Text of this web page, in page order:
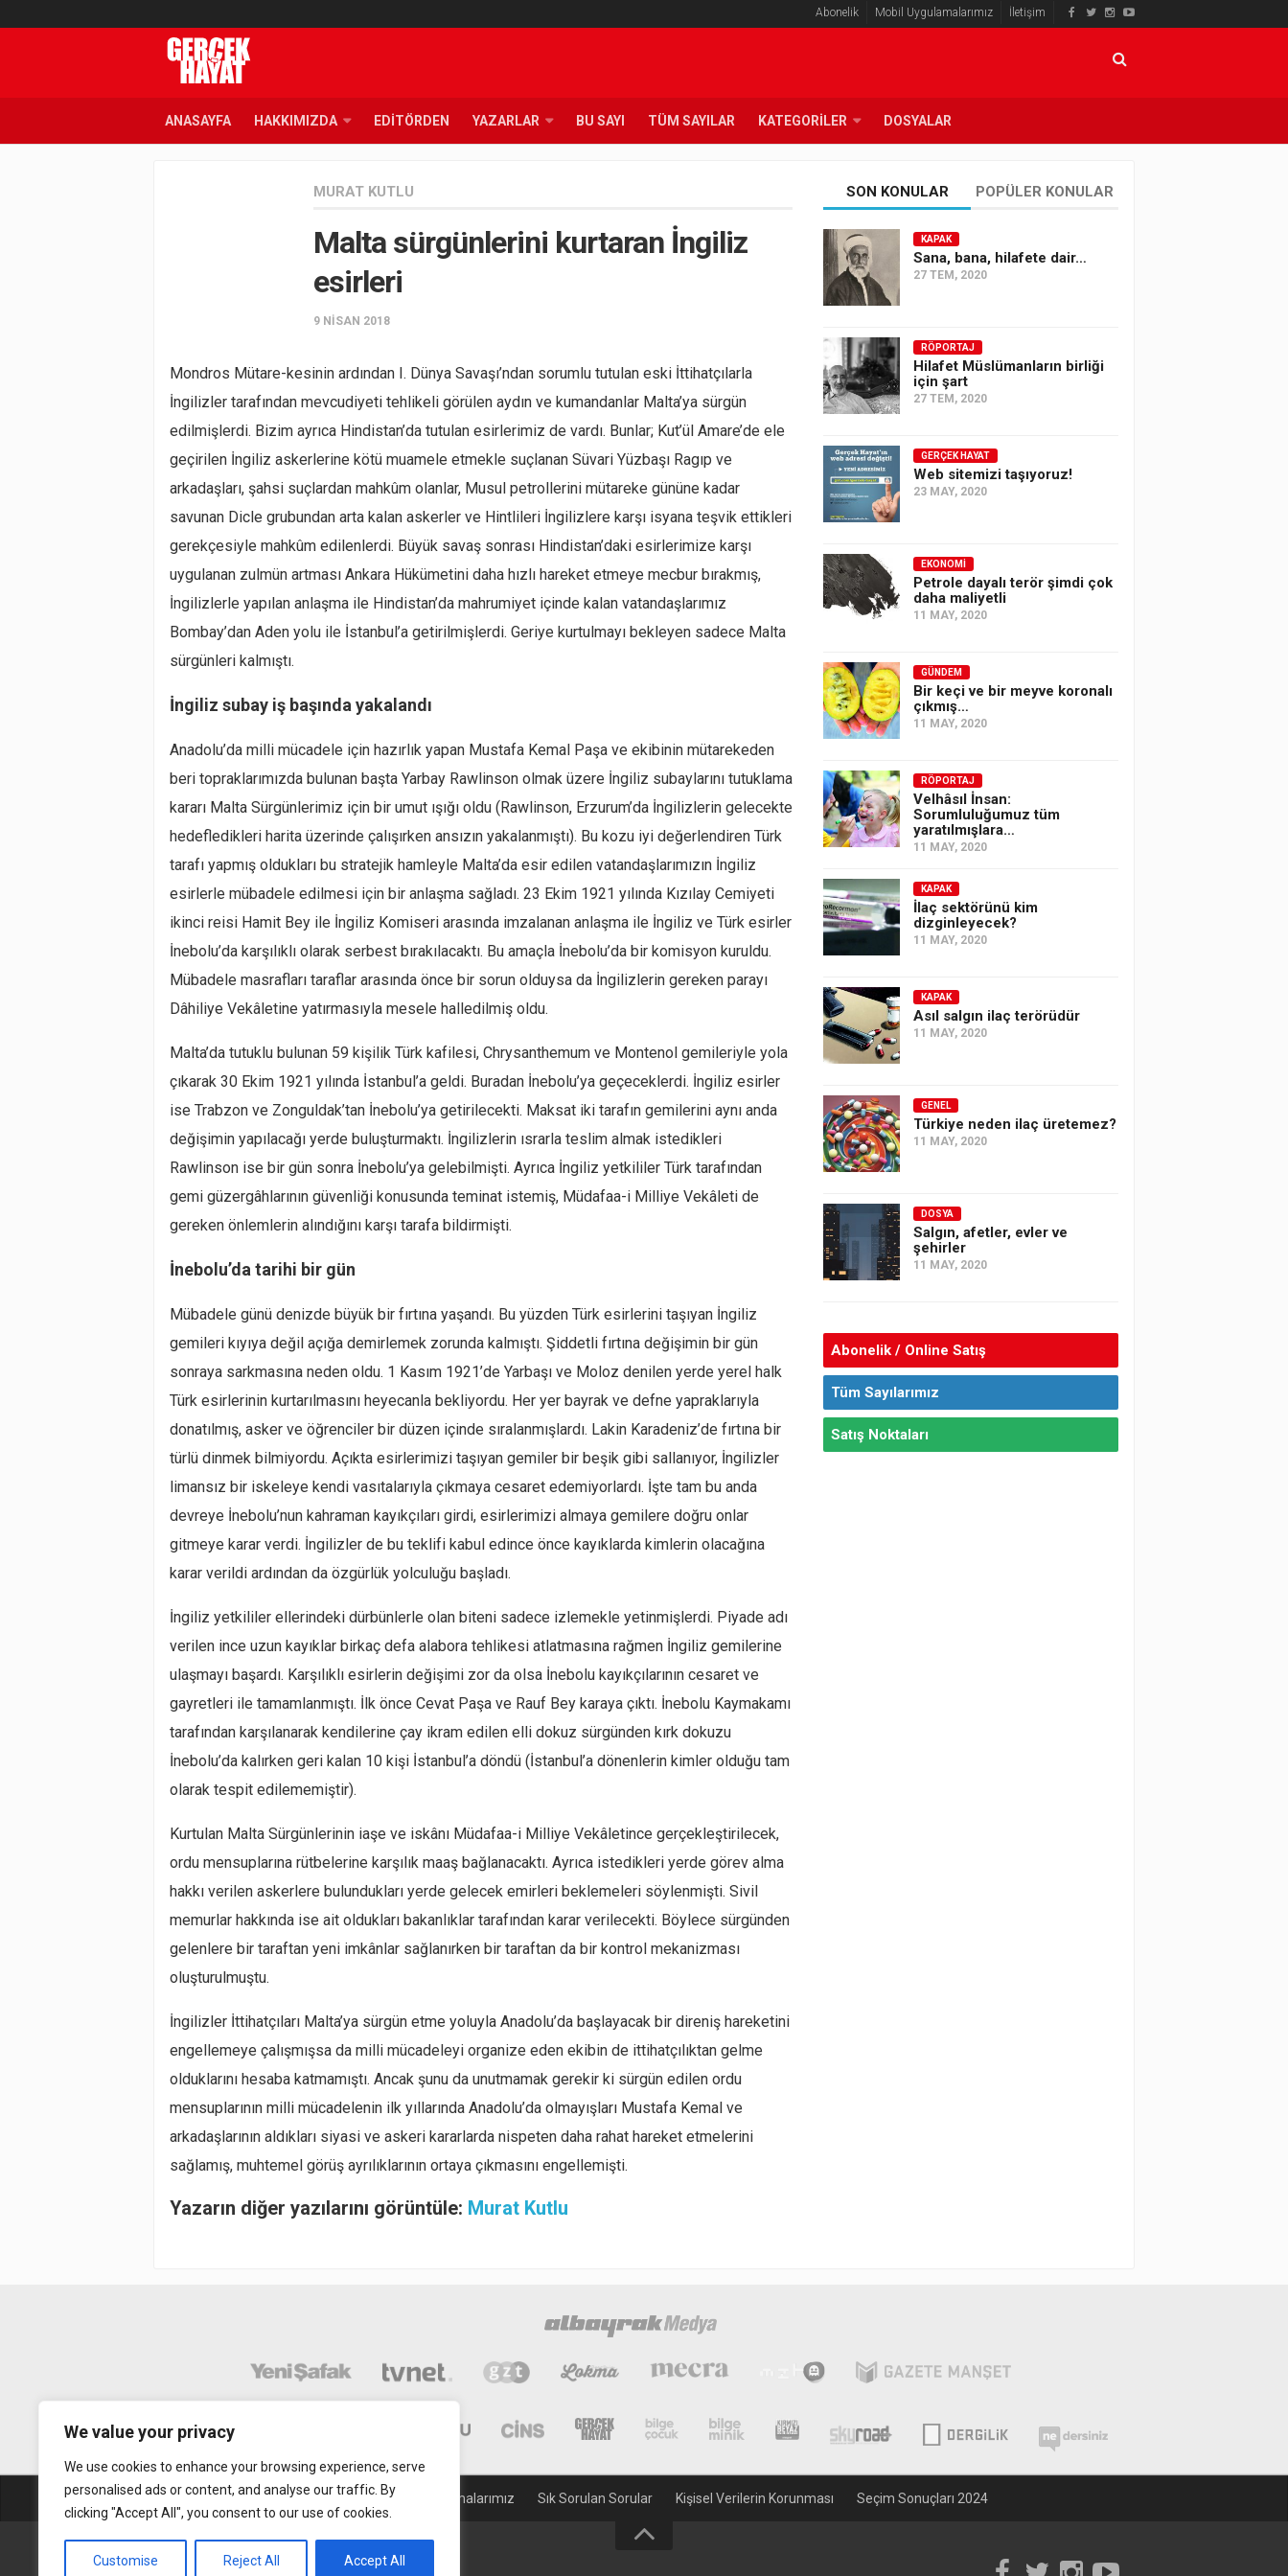
We value your privacy
We use cookies to enhance your browsing experience, serve
personalised ads or content, and analyse our traffic. By
clicking "Accept All", you consent to our use of cookies.
Customise Reject All Accept All
Abonelik Mobil Uygulamalarımız İletişim
ANASAYFA HAKKIMIZDA EDITÖRDEN YAZARLAR BU SAYI TÜM SAYILAR KATEGORILER DOSYALAR
MURAT KUTLU
Malta sürgünlerini kurtaran İngiliz
esirleri
9 NISAN 2018
Mondros Mütare-kesinin ardından I. Dünya Savaşı’ndan sorumlu tutulan eski İttihatçılarla
İngilizler tarafından mevcudiyeti tehlikeli görülen aydın ve kumandanlar Malta’ya sürgün
edilmişlerdi. Bizim ayrıca Hindistan’da tutulan esirlerimiz de vardı. Bunlar; Kut’ül Amare’de ele
geçirilen İngiliz askerlerine kötü muamele etmekle suçlanan Süvari Yüzbaşı Ragıp ve
arkadaşları, şahsi suçlardan mahkûm olanlar, Musul petrollerini mütareke gününe kadar
savunan Dicle grubundan arta kalan askerler ve Hintlileri İngilizlere karşı isyana teşvik ettikleri
gerekçesiyle mahkûm edilenlerdi. Büyük savaş sonrası Hindistan’daki esirlerimize karşı
uygulanan zulmün artması Ankara Hükümetini daha hızlı hareket etmeye mecbur bırakmış,
İngilizlerle yapılan anlaşma ile Hindistan’da mahrumiyet içinde kalan vatandaşlarımız
Bombay’dan Aden yolu ile İstanbul’a getirilmişlerdi. Geriye kurtulmayı bekleyen sadece Malta
sürgünleri kalmıştı.
İngiliz subay iş başında yakalandı
Anadolu’da milli mücadele için hazırlık yapan Mustafa Kemal Paşa ve ekibinin mütarekeden
beri topraklarımızda bulunan başta Yarbay Rawlinson olmak üzere İngiliz subaylarını tutuklama
kararı Malta Sürgünlerimiz için bir umut ışığı oldu (Rawlinson, Erzurum’da İngilizlerin gelecekte
hedefledikleri harita üzerinde çalışırken ansızın yakalanmıştı). Bu kozu iyi değerlendiren Türk
tarafı yapmış oldukları bu stratejik hamleyle Malta’da esir edilen vatandaşlarımızın İngiliz
esirlerle mübadele edilmesi için bir anlaşma sağladı. 23 Ekim 1921 yılında Kızılay Cemiyeti
ikinci reisi Hamit Bey ile İngiliz Komiseri arasında imzalanan anlaşma ile İngiliz ve Türk esirler
İnebolu’da karşılıklı olarak serbest bırakılacaktı. Bu amaçla İnebolu’da bir komisyon kuruldu.
Mübadele masrafları taraflar arasında önce bir sorun olduysa da İngilizlerin gereken parayı
Dâhiliye Vekâletine yatırmasıyla mesele halledilmiş oldu.
Malta’da tutuklu bulunan 59 kişilik Türk kafilesi, Chrysanthemum ve Montenol gemileriyle yola
çıkarak 30 Ekim 1921 yılında İstanbul’a geldi. Buradan İnebolu’ya geçeceklerdi. İngiliz esirler
ise Trabzon ve Zonguldak’tan İnebolu’ya getirilecekti. Maksat iki tarafın gemilerini aynı anda
değişimin yapılacağı yerde buluşturmaktı. İngilizlerin ısrarla teslim almak istedikleri
Rawlinson ise bir gün sonra İnebolu’ya gelebilmişti. Ayrıca İngiliz yetkililer Türk tarafından
gemi güzergâhlarının güvenliği konusunda teminat istemiş, Müdafaa-i Milliye Vekâleti de
gereken önlemlerin alındığını karşı tarafa bildirmişti.
İnebolu’da tarihi bir gün
Mübadele günü denizde büyük bir fırtına yaşandı. Bu yüzden Türk esirlerini taşıyan İngiliz
gemileri kıyıya değil açığa demirlemek zorunda kalmıştı. Şiddetli fırtına değişimin bir gün
sonraya sarkmasına neden oldu. 1 Kasım 1921’de Yarbaşı ve Moloz denilen yerde yerel halk
Türk esirlerinin kurtarılmasını heyecanla bekliyordu. Her yer bayrak ve defne yapraklarıyla
donatılmış, asker ve öğrenciler bir düzen içinde sıralanmışlardı. Lakin Karadeniz’de fırtına bir
türlü dinmek bilmiyordu. Açıkta esirlerimizi taşıyan gemiler bir beşik gibi sallanıyor, İngilizler
limansız bir iskeleye kendi vasıtalarıyla çıkmaya cesaret edemiyorlardı. İşte tam bu anda
devreye İnebolu’nun kahraman kayıkçıları girdi, esirlerimizi almaya gemilere doğru onlar
gitmeye karar verdi. İngilizler de bu teklifi kabul edince önce kayıklarda kimlerin olacağına
karar verildi ardından da özgürlük yolculuğu başladı.
İngiliz yetkililer ellerindeki dürbünlerle olan biteni sadece izlemekle yetinmişlerdi. Piyade adı
verilen ince uzun kayıklar birkaç defa alabora tehlikesi atlatmasına rağmen İngiliz gemilerine
ulaşmayı başardı. Karşılıklı esirlerin değişimi zor da olsa İnebolu kayıkçılarının cesaret ve
gayretleri ile tamamlanmıştı. İlk önce Cevat Paşa ve Rauf Bey karaya çıktı. İnebolu Kaymakamı
tarafından karşılanarak kendilerine çay ikram edilen elli dokuz sürgünden kırk dokuzu
İnebolu’da kalırken geri kalan 10 kişi İstanbul’a döndü (İstanbul’a dönenlerin kimler olduğu tam
olarak tespit edilememiştir).
Kurtulan Malta Sürgünlerinin iaşe ve iskânı Müdafaa-i Milliye Vekâletince gerçekleştirilecek,
ordu mensuplarına rütbelerine karşılık maaş bağlanacaktı. Ayrıca istedikleri yerde görev alma
hakkı verilen askerlere bulundukları yerde gelecek emirleri beklemeleri söylenmişti. Sivil
memurlar hakkında ise ait oldukları bakanlıklar tarafından karar verilecekti. Böylece sürgünden
gelenlere bir taraftan yeni imkânlar sağlanırken bir taraftan da bir kontrol mekanizması
oluşturulmuştu.
İngilizler İttihatçıları Malta’ya sürgün etme yoluyla Anadolu’da başlayacak bir direniş hareketini
engellemeye çalışmışsa da milli mücadeleyi organize eden ekibin de ittihatçılıktan gelme
olduklarını hesaba katmamıştı. Ancak şunu da unutmamak gerekir ki sürgün edilen ordu
mensuplarının milli mücadelenin ilk yıllarında Anadolu’da olmayışları Mustafa Kemal ve
arkadaşlarının aldıkları siyasi ve askeri kararlarda nispeten daha rahat hareket etmelerini
sağlamış, muhtemel görüş ayrılıklarının ortaya çıkmasını engellemişti.
Yazarın diğer yazılarını görüntüle: Murat Kutlu
SON KONULAR POPÜLER KONULAR
KAPAK
Sana, bana, hilafete dair…
27 TEM, 2020
RÖPORTAJ
Hilafet Müslümanların birliği
için şart
27 TEM, 2020
GERÇEK HAYAT
Web sitemizi taşıyoruz!
23 MAY, 2020
EKONOMI
Petrole dayalı terör şimdi çok
daha maliyetli
11 MAY, 2020
GÜNDEM
Bir keçi ve bir meyve koronalı
çıkmış…
11 MAY, 2020
RÖPORTAJ
Velhâsıl İnsan:
Sorumluluğumuz tüm
yaratılmışlara…
11 MAY, 2020
KAPAK
İlaç sektörünü kim
dizginleyecek?
11 MAY, 2020
KAPAK
Asıl salgın ilaç terörüdür
11 MAY, 2020
GENEL
Türkiye neden ilaç üretemez?
11 MAY, 2020
DOSYA
Salgın, afetler, evler ve
şehirler
11 MAY, 2020
Abonelik / Online Satış
Tüm Sayılarımız
Satış Noktaları
Abonelik Mobil Uygulamalarımız Sık Sorulan Sorular Kişisel Verilerin Korunması Seçim Sonuçları 2024
Gerçek Hayat © 2015. Her hakkı sakldır.